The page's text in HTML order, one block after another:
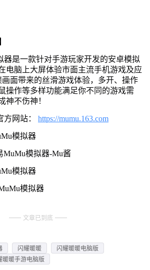
器是一款针对手游玩家开发的安卓模拟
电脑上大屏体验市面主流手机游戏及应
画面带来的丝滑游戏体验，多开、操作
操作等多样功能满足你不同的游戏需
神不伤神！
方网站： https://mumu.163.com
模拟器
MuMu模拟器-Mu酱
模拟器
模拟器
文章已到底
闪耀暖暖
闪耀暖暖电脑版
暖暖手游电脑版